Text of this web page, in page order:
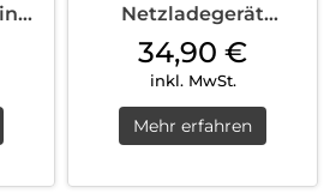
Netzladegerät
FlatPlug Slim Dual
45W GaN 2...
34,90 €
inkl. MwSt.
Mehr erfahren